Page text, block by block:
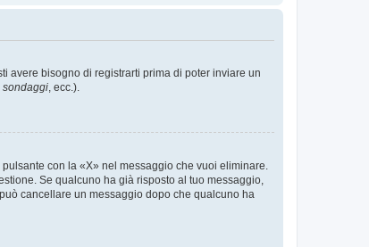
avere bisogno di registrarti prima di poter inviare un
sondaggi , ecc.).
con la «X» nel messaggio che vuoi eliminare.
Se qualcuno ha già risposto al tuo messaggio,
cancellare un messaggio dopo che qualcuno ha